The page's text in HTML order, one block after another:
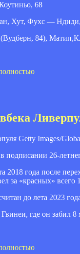
68
Хут, Фухс — Ндиди,
84),
Getty Images/
подписании 26-
2018 года после
за «красных»
до лета 2023
где он забил 8